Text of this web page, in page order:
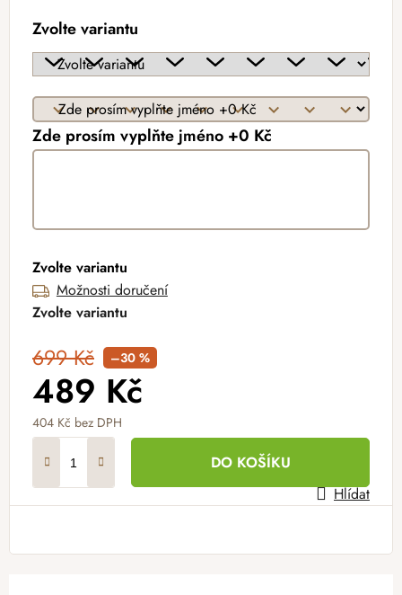
Zvolte variantu
Zde prosím vyplňte jméno +0 Kč
Zvolte variantu
Možnosti doručení
Zvolte variantu
699 Kč –30 %
489 Kč
404 Kč bez DPH
DO KOŠÍKU
Hlídat